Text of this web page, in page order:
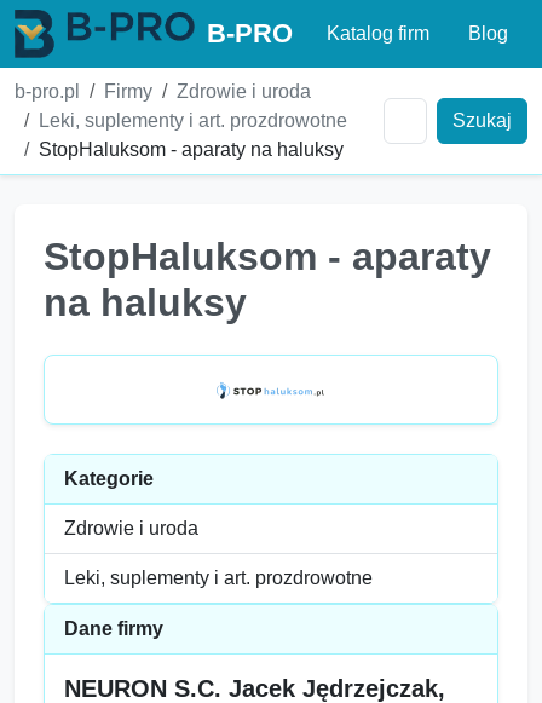
B-PRO Katalog firm Blog
b-pro.pl Firmy
Zdrowie i uroda
Leki, suplementy i art. prozdrowotne
StopHaluksom - aparaty na haluksy
Szukaj
StopHaluksom - aparaty
na haluksy
Kategorie
Zdrowie i uroda
Leki, suplementy i art. prozdrowotne
Dane firmy
NEURON S.C. Jacek Jędrzejczak,